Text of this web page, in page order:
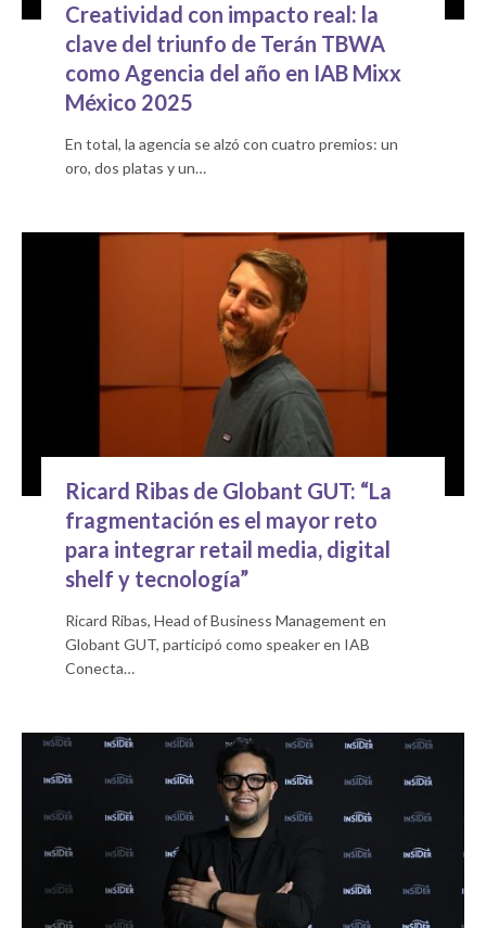
Creatividad con impacto real: la
clave del triunfo de Terán TBWA
como Agencia del año en IAB Mixx
México 2025
En total, la agencia se alzó con cuatro premios: un
oro, dos platas y un…
Ricard Ribas de Globant GUT: “La
fragmentación es el mayor reto
para integrar retail media, digital
shelf y tecnología”
Ricard Ribas, Head of Business Management en
Globant GUT, participó como speaker en IAB
Conecta…